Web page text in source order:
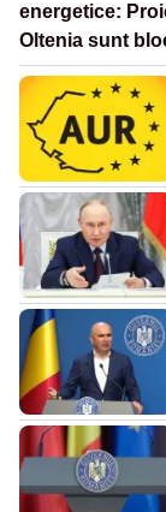
energetice:
Oltenia sunt